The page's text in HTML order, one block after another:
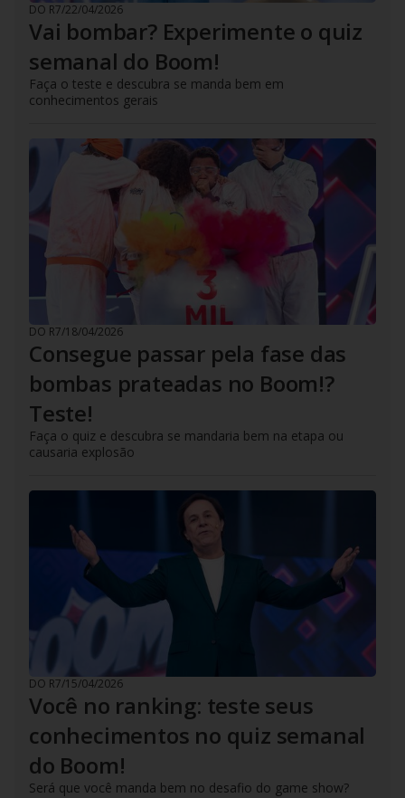
DO R7/22/04/2026
Vai bombar? Experimente o quiz
semanal do Boom!
Faça o teste e descubra se manda bem em
conhecimentos gerais
DO R7/18/04/2026
Consegue passar pela fase das
bombas prateadas no Boom!?
Teste!
Faça o quiz e descubra se mandaria bem na etapa ou
causaria explosão
DO R7/15/04/2026
Você no ranking: teste seus
conhecimentos no quiz semanal
do Boom!
Será que você manda bem no desafio do game show?